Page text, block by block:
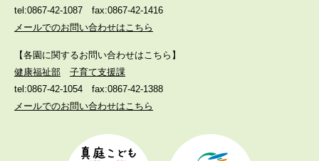
tel:0867-42-1087
fax:0867-42-1416
メールでのお問い合わせはこちら
【各園に関するお問い合わせはこちら】
健康福祉部
子育て支援課
tel:0867-42-1054
fax:0867-42-1388
メールでのお問い合わせはこちら